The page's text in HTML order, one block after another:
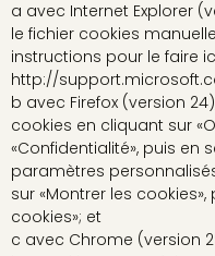
a avec Internet Explorer
le fichier cookies
instructions pour le faire
http://
b avec Firefox (version
cookies en cliquant sur
«Confidentialité», puis en
paramètres
sur «Montrer les
cookies»; et
c avec Chrome (version